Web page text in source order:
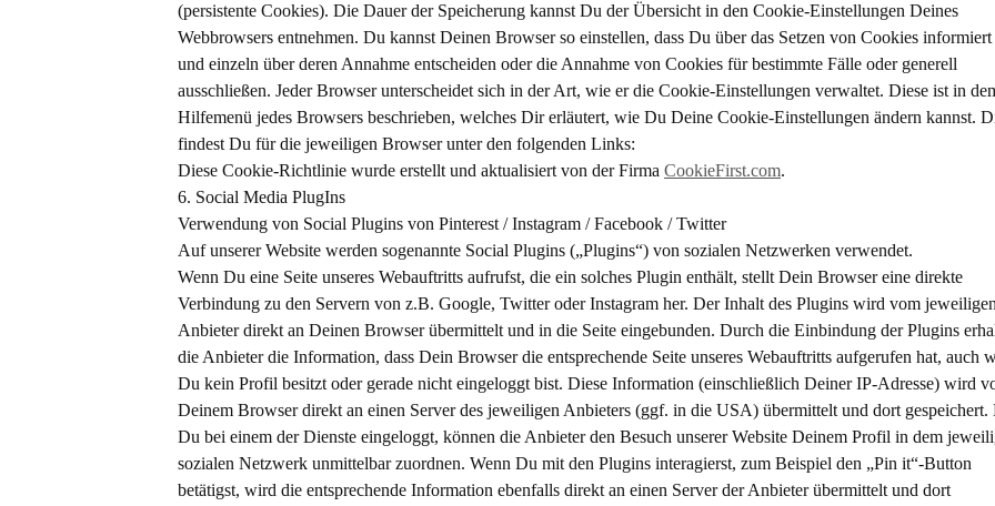
(persistente Cookies). Die Dauer der Speicherung kannst Du der Übersicht in den Cookie-Einstellungen Deines
Webbrowsers entnehmen. Du kannst Deinen Browser so einstellen, dass Du über das Setzen von Cookies
und einzeln über deren Annahme entscheiden oder die Annahme von Cookies für bestimmte Fälle oder generell
ausschließen. Jeder Browser unterscheidet sich in der Art, wie er die Cookie-Einstellungen verwaltet. Diese ist in
Hilfemenü jedes Browsers beschrieben, welches Dir erläutert, wie Du Deine Cookie-Einstellungen ändern kannst.
findest Du für die jeweiligen Browser unter den folgenden Links:
Diese Cookie-Richtlinie wurde erstellt und aktualisiert von der Firma CookieFirst.com.
6. Social Media PlugIns
Verwendung von Social Plugins von Pinterest / Instagram / Facebook / Twitter
Auf unserer Website werden sogenannte Social Plugins („Plugins“) von sozialen Netzwerken verwendet.
Wenn Du eine Seite unseres Webauftritts aufrufst, die ein solches Plugin enthält, stellt Dein Browser eine direkte
Verbindung zu den Servern von z.B. Google, Twitter oder Instagram her. Der Inhalt des Plugins wird vom jeweiligen
Anbieter direkt an Deinen Browser übermittelt und in die Seite eingebunden. Durch die Einbindung der Plugins
die Anbieter die Information, dass Dein Browser die entsprechende Seite unseres Webauftritts aufgerufen hat, auch
Du kein Profil besitzt oder gerade nicht eingeloggt bist. Diese Information (einschließlich Deiner IP-Adresse) wird
Deinem Browser direkt an einen Server des jeweiligen Anbieters (ggf. in die USA) übermittelt und dort gespeichert.
Du bei einem der Dienste eingeloggt, können die Anbieter den Besuch unserer Website Deinem Profil in dem
sozialen Netzwerk unmittelbar zuordnen. Wenn Du mit den Plugins interagierst, zum Beispiel den „Pin it“-Button
betätigst, wird die entsprechende Information ebenfalls direkt an einen Server der Anbieter übermittelt und dort